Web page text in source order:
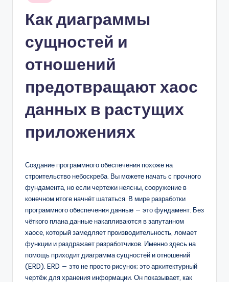
A
o
w
Как диаграммы
сущностей и
отношений
предотвращают хаос
данных в растущих
приложениях
Создание программного обеспечения похоже на
строительство небоскреба. Вы можете начать с прочного
фундамента, но если чертежи неясны, сооружение в
конечном итоге начнёт шататься. В мире разработки
программного обеспечения данные — это фундамент. Без
чёткого плана данные накапливаются в запутанном
хаосе, который замедляет производительность, ломает
функции и раздражает разработчиков. Именно здесь на
помощь приходит диаграмма сущностей и отношений
(ERD). ERD — это не просто рисунок; это архитектурный
чертёж для хранения информации. Он показывает, как